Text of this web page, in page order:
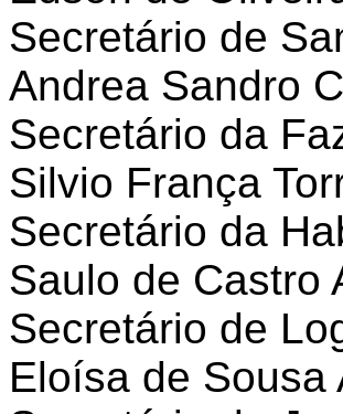
Secretário de
Andrea Sandro
Secretário da
Silvio França
Secretário da
Saulo de Castro
Secretário de
Eloísa de Sousa